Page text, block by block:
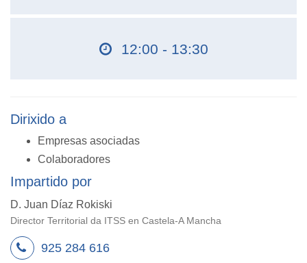
12:00 - 13:30
Dirixido a
Empresas asociadas
Colaboradores
Impartido por
D. Juan Díaz Rokiski
Director Territorial da ITSS en Castela-A Mancha
925 284 616